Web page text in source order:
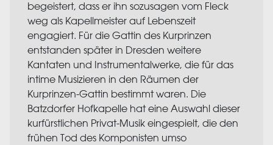
begeistert, dass er ihn sozusagen vom Fleck
weg als Kapellmeister auf Lebenszeit
engagiert. Für die Gattin des Kurprinzen
entstanden später in Dresden weitere
Kantaten und Instrumentalwerke, die für das
intime Musizieren in den Räumen der
Kurprinzen-Gattin bestimmt waren. Die
Batzdorfer Hofkapelle hat eine Auswahl dieser
kurfürstlichen Privat-Musik eingespielt, die den
frühen Tod des Komponisten umso